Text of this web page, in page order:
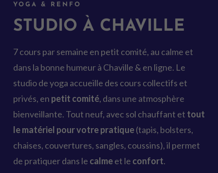
YOGA & RENFO
STUDIO À CHAVILLE
7 cours par semaine en petit comité, au calme et
dans la bonne humeur à Chaville & en ligne. Le
studio de yoga accueille des cours collectifs et
privés, en petit comité, dans une atmosphère
bienveillante. Tout neuf, avec sol chauffant et tout
le matériel pour votre pratique(tapis, bolsters,
chaises, couvertures, sangles, coussins), il permet
de pratiquer dans le calmeet le confort.